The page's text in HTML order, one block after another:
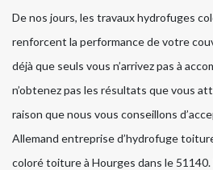
De nos jours, les travaux hydrofuges
renforcent la performance de votre
déjà que seuls vous n’arrivez pas à
n’obtenez pas les résultats que vous
raison que nous vous conseillons
Allemand entreprise d’hydrofuge
coloré toiture à Hourges dans le 51140.